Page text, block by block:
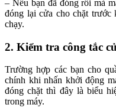
– Nếu bạn đã đóng rồi mà
đóng lại cửa cho chặt
chạy.
2. Kiểm tra công tắc
Trường hợp các bạn cho
chính khi nhấn khởi động
đóng chặt thì đây là biểu
trong máy.